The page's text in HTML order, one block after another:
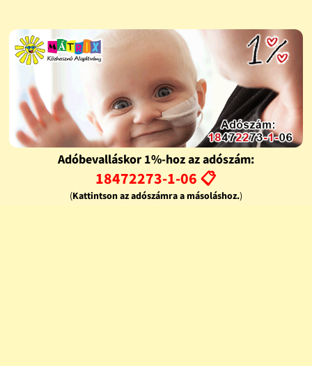
Adóbevalláskor 1%-hoz az adószám:
18472273-1-06 📋
(Kattintson az adószámra a másoláshoz.)